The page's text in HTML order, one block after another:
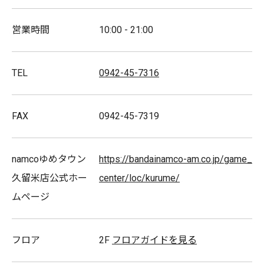
ゲームで遊んで”おまけ”がもらえる！新しい遊びの場『お
まけ横丁』もございます！
あそびにプラス+のおまけ横丁！
↓YouTubeにておまけ横丁の魅力をお届けしております
↓
https://youtube.com/watch?
営業時間 10:00 - 21:00
TEL 0942-45-7316
FAX 0942-45-7319
namcoゆめタウン
久留米店公式ホー
ムページ
https://bandainamco-am.co.jp/game_
center/loc/kurume/
フロア 2F フロアガイドを見る